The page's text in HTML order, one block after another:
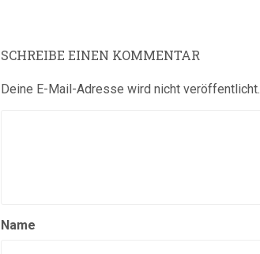
SCHREIBE EINEN KOMMENTAR
Deine E-Mail-Adresse wird nicht veröffentlicht.
Name